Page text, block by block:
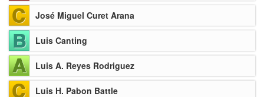
José Miguel Curet Arana
Luis Canting
Luis A. Reyes Rodriguez
Luis H. Pabon Battle